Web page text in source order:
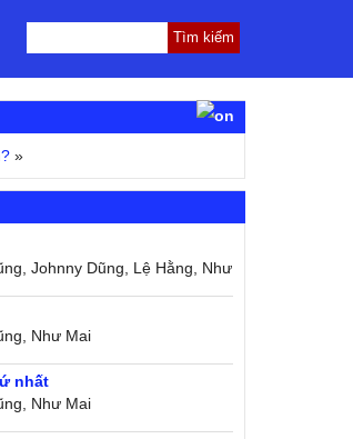
»
Johnny Dũng, Lệ Hằng, Như
Như Mai
nhất
Như Mai